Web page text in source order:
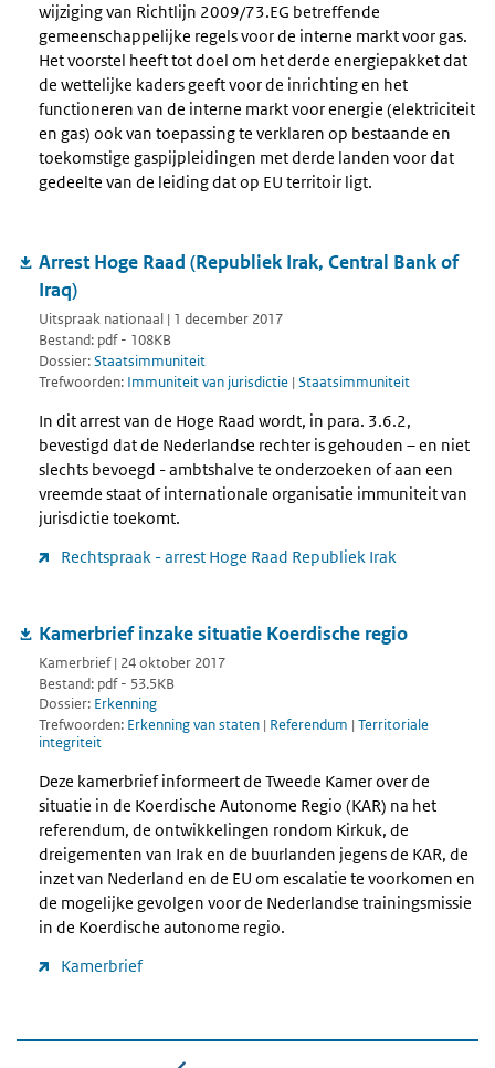
wijziging van Richtlijn 2009/73.EG betreffende
gemeenschappelijke regels voor de interne markt voor gas.
Het voorstel heeft tot doel om het derde energiepakket dat
de wettelijke kaders geeft voor de inrichting en het
functioneren van de interne markt voor energie (elektriciteit
en gas) ook van toepassing te verklaren op bestaande en
toekomstige gaspijpleidingen met derde landen voor dat
gedeelte van de leiding dat op EU territoir ligt.
Arrest Hoge Raad (Republiek Irak, Central Bank of
Iraq)
Uitspraak nationaal | 1 december 2017
Bestand: pdf - 108KB
Dossier:Staatsimmuniteit
Trefwoorden: Immuniteit van jurisdictie | Staatsimmuniteit
In dit arrest van de Hoge Raad wordt, in para. 3.6.2,
bevestigd dat de Nederlandse rechter is gehouden – en niet
slechts bevoegd - ambtshalve te onderzoeken of aan een
vreemde staat of internationale organisatie immuniteit van
jurisdictie toekomt.
Rechtspraak - arrest Hoge Raad Republiek Irak
Kamerbrief inzake situatie Koerdische regio
Kamerbrief | 24 oktober 2017
Bestand: pdf - 53.5KB
Dossier: Erkenning
Trefwoorden: Erkenning van staten | Referendum | Territoriale
integriteit
Deze kamerbrief informeert de Tweede Kamer over de
situatie in de Koerdische Autonome Regio (KAR) na het
referendum, de ontwikkelingen rondom Kirkuk, de
dreigementen van Irak en de buurlanden jegens de KAR, de
inzet van Nederland en de EU om escalatie te voorkomen en
de mogelijke gevolgen voor de Nederlandse trainingsmissie
in de Koerdische autonome regio.
Kamerbrief